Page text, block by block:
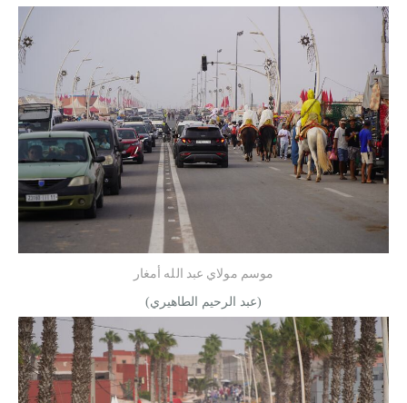
موسم مولاي عبد الله أمغار
(عبد الرحيم الطاهيري)